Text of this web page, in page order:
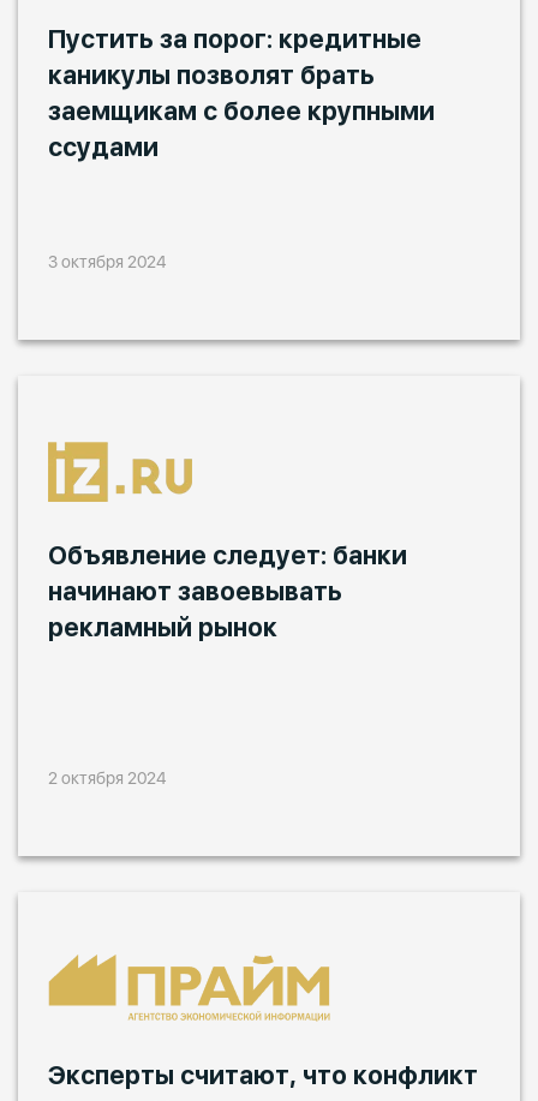
Пустить за порог: кредитные
каникулы позволят брать
заемщикам с более крупными
ссудами
3 октября 2024
Объявление следует: банки
начинают завоевывать
рекламный рынок
2 октября 2024
Эксперты считают, что конфликт